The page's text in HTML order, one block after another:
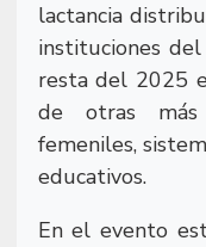
lactancia
instituciones
resta del 2025
de otras más
femeniles,
educativos.
En el evento